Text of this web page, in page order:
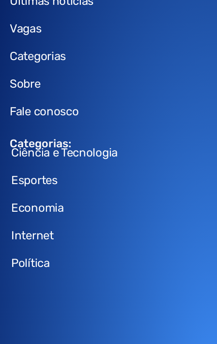
Vagas
Categorias
Sobre
Fale conosco
Categorias:
Ciência e Tecnologia
Esportes
Economia
Internet
Política